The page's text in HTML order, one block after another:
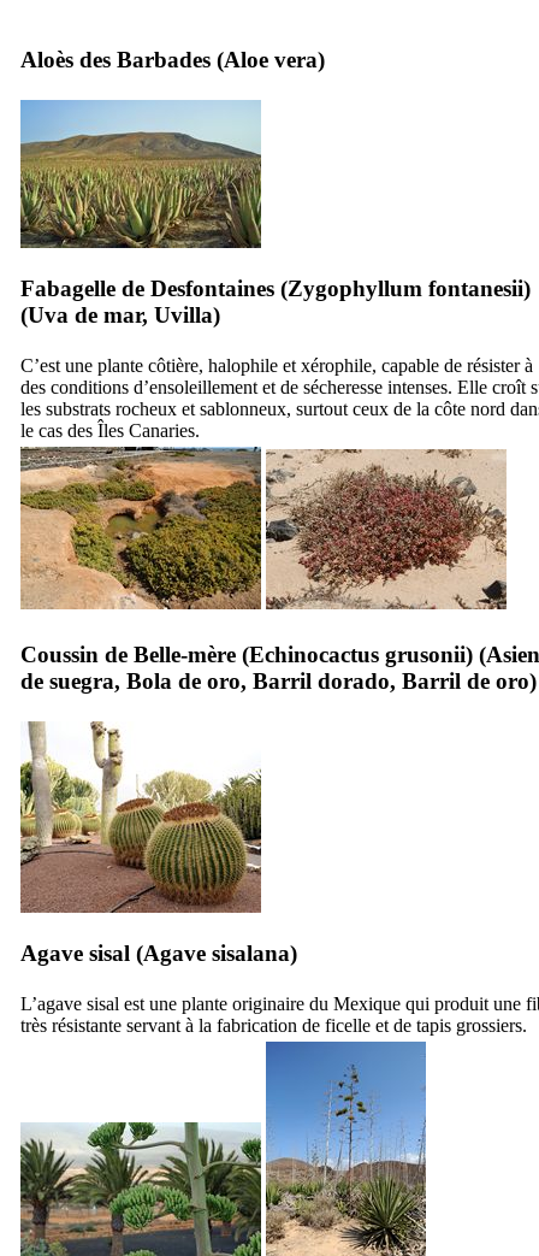
Aloès des Barbades (Aloe vera)
Fabagelle de Desfontaines (Zygophyllum fontanesii)
(Uva de mar, Uvilla)
C’est une plante côtière, halophile et xérophile, capable de résister à
des conditions d’ensoleillement et de sécheresse intenses. Elle croît
les substrats rocheux et sablonneux, surtout ceux de la côte nord
le cas des Îles Canaries.
Coussin de Belle-mère (Echinocactus grusonii) (
de suegra, Bola de oro, Barril dorado, Barril de oro)
Agave sisal (Agave sisalana)
L’agave sisal est une plante originaire du Mexique qui produit une
très résistante servant à la fabrication de ficelle et de tapis grossiers.